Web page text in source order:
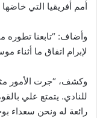
أمم أفريقيا التي
وأضاف: “تابعنا تطوره
لإبرام اتفاق ما أثناء
وكشف، “جرت الأمور
للنادي. يتمتع علي
رائعة له ونحن سعداء